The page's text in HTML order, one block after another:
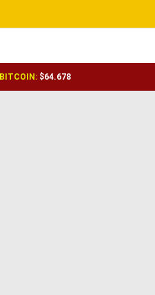
BITCOIN: $64.678